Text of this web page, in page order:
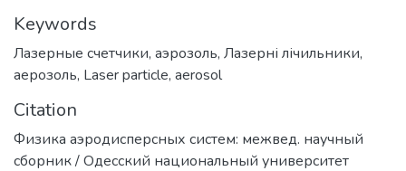
Keywords
Лазерные счетчики, аэрозоль, Лазерні лічильники,
аерозоль, Laser particle, aerosol
Citation
Физика аэродисперсных систем: межвед. научный
сборник / Одесский национальный университет